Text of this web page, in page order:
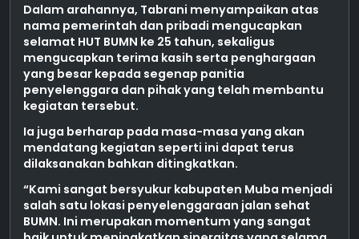
Dalam arahannya, Tabrani menyampaikan atas
nama pemerintah dan pribadi mengucapkan
selamat HUT BUMN ke 25 tahun, sekaligus
mengucapkan terima kasih serta penghargaan
yang besar kepada segenap panitia
penyelenggara dan pihak yang telah membantu
kegiatan tersebut.
Ia juga berharap pada masa-masa yang akan
mendatang kegiatan seperti ini dapat terus
dilaksanakan bahkan ditingkatkan.
“Kami sangat bersyukur kabupaten Muba menjadi
salah satu lokasi penyelenggaraan jalan sehat
BUMN. Ini merupakan momentum yang sangat